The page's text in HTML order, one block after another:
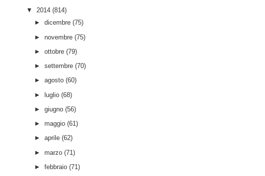
▼ 2014 (814)
► dicembre (75)
► novembre (75)
► ottobre (79)
► settembre (70)
► agosto (60)
► luglio (68)
► giugno (56)
► maggio (61)
► aprile (62)
► marzo (71)
► febbraio (71)